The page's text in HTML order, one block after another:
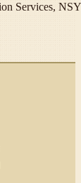
Services,